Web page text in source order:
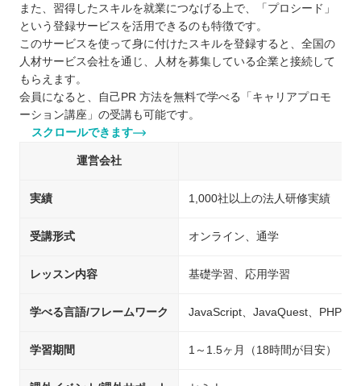
また、習得したスキルを就業につなげる上で、「プロシード」
という登録サービスを活用できるのも特徴です。
このサービスを使って身に付けたスキルを登録すると、全国の
人材サービス会社を通じ、人材を募集している企業と接続して
もらえます。
会員になると、自己PR 方法を無料で学べる「キャリアプロモ
ーション講座」の受講も可能です。
スクロールできます
運営会社
実績 1,000社以上の法人研修実績
受講形式 オンライン、通学
レッスン内容 基礎学習、応用学習
学べる言語/フレームワーク JavaScript、JavaQuest、PHP
学習期間 1～1.5ヶ月（18時間が目安）